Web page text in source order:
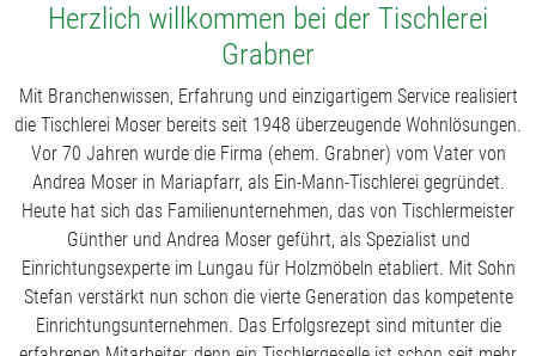
Herzlich willkommen bei der Tischlerei
Grabner
Mit Branchenwissen, Erfahrung und einzigartigem Service realisiert
die Tischlerei Moser bereits seit 1948 überzeugende Wohnlösungen.
Vor 70 Jahren wurde die Firma (ehem. Grabner) vom Vater von
Andrea Moser in Mariapfarr, als Ein-Mann-Tischlerei gegründet.
Heute hat sich das Familienunternehmen, das von Tischlermeister
Günther und Andrea Moser geführt, als Spezialist und
Einrichtungsexperte im Lungau für Holzmöbeln etabliert. Mit Sohn
Stefan verstärkt nun schon die vierte Generation das kompetente
Einrichtungsunternehmen. Das Erfolgsrezept sind mitunter die